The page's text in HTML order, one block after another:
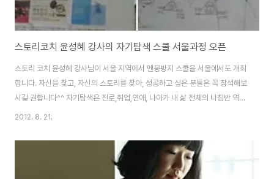
스토리코치 윤성혜 강사의 자기탐색 스쿨 서울과정 오픈
스토리 코치 윤성혜 강사님이 서울 지역에서 멘붕방지 스쿨을 서울에서도 개최
합니다. 자신을 찾고, 자신의 스토리를 찾아, 성공하고 싶은 분들은 꼭 참석해보
시길 권합니다^^ 자기탐색은 진로,취업,연애, 나아가 내 삶 전체의 나침반 역할
을 하는 꼭 필요한 활동입니다 이유없이 몰려드는 자괴감과 열등감 진로에 대
생각들의 끝은 결국 '나 자신'입니다. 진짜 내가 잘 할수 있고 좋아하는 일이 뭐
지? 생각하면서도 자기자신에 대해 연구하지 않는 당신 타인에게 비춰지는 겉
모습, 전시용 스펙을 위해선 아낌없이 투자하면서도 내 내면의 목소리엔 인색
2012. 8. 21.